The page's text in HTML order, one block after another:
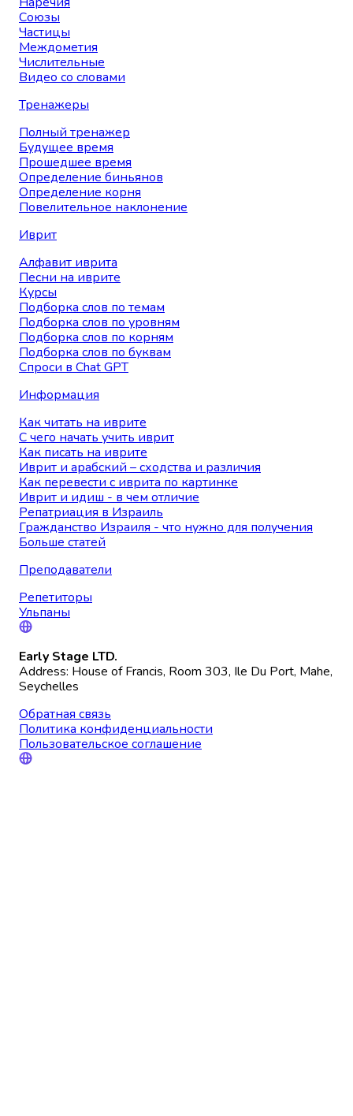
Союзы
Частицы
Междометия
Числительные
Видео со словами
Тренажеры
Полный тренажер
Будущее время
Прошедшее время
Определение биньянов
Определение корня
Повелительное наклонение
Иврит
Алфавит иврита
Песни на иврите
Курсы
Подборка слов по темам
Подборка слов по уровням
Подборка слов по корням
Подборка слов по буквам
Спроси в Chat GPT
Информация
Как читать на иврите
С чего начать учить иврит
Как писать на иврите
Иврит и арабский – сходства и различия
Как перевести с иврита по картинке
Иврит и идиш - в чем отличие
Репатриация в Израиль
Гражданство Израиля - что нужно для получения
Больше статей
Преподаватели
Репетиторы
Ульпаны
Early Stage LTD.
Address: House of Francis, Room 303, Ile Du Port, Mahe,
Seychelles
Обратная связь
Политика конфиденциальности
Пользовательское соглашение